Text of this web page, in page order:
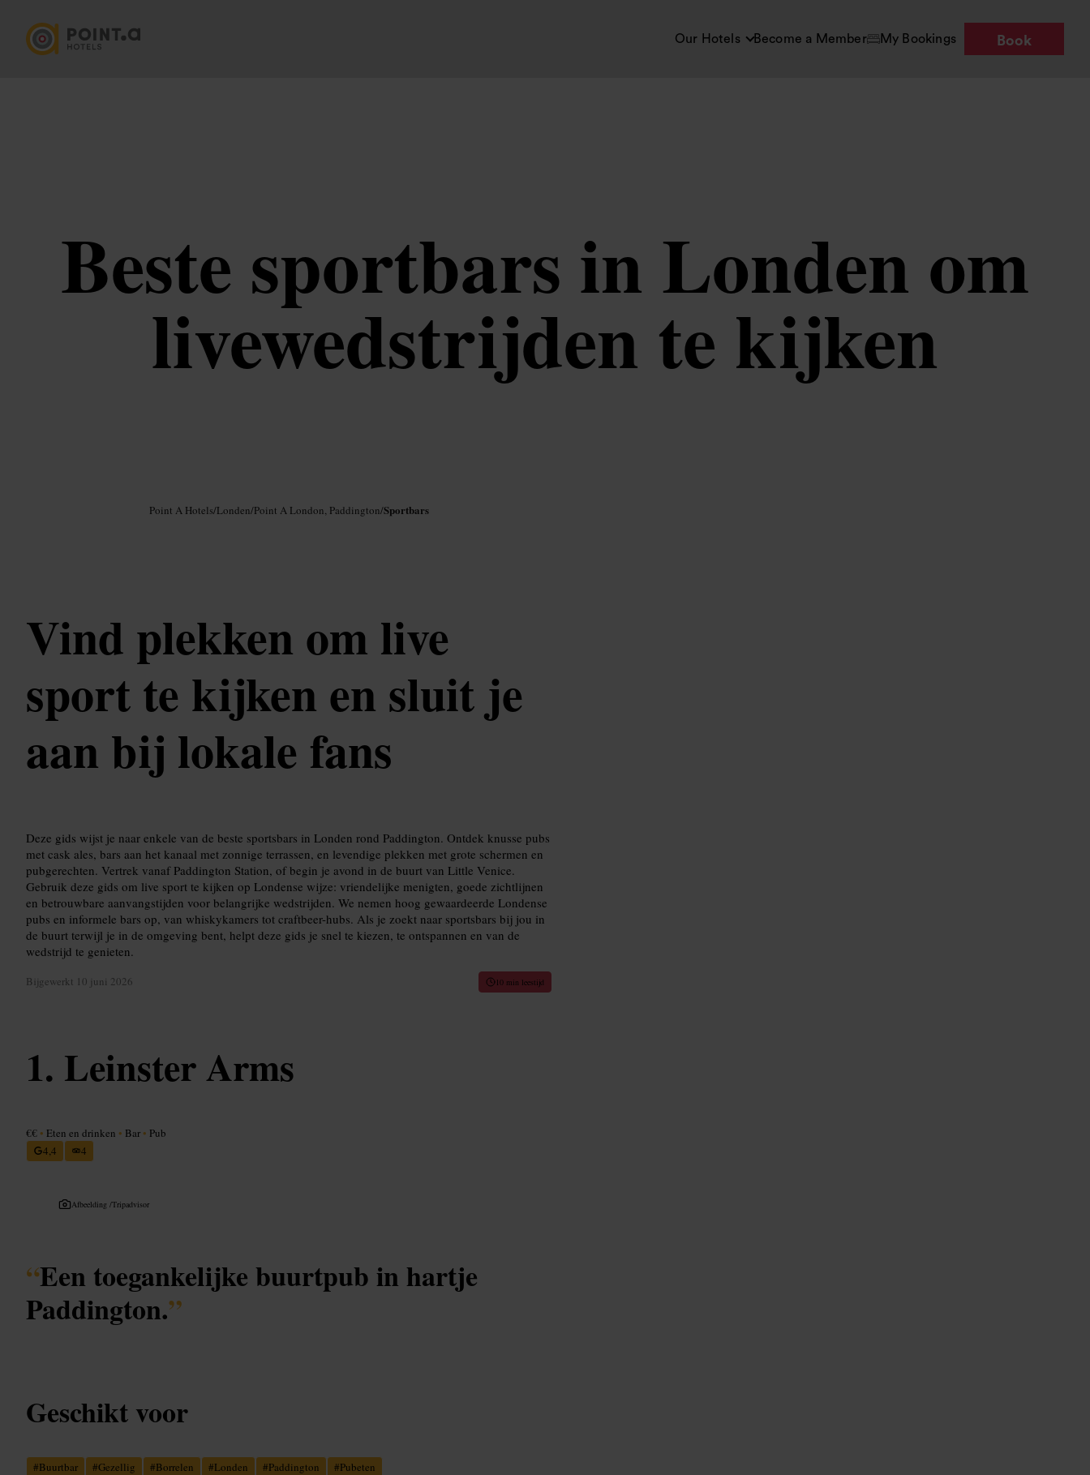
Our Hotels Become a Member My Bookings Book
Beste sportbars in Londen om
livewedstrijden te kijken
Point A Hotels/Londen/Point A London, Paddington/Sportbars
Vind plekken om live
sport te kijken en sluit je
aan bij lokale fans
Deze gids wijst je naar enkele van de beste sportsbars in Londen rond Paddington. Ontdek knusse pubs
met cask ales, bars aan het kanaal met zonnige terrassen, en levendige plekken met grote schermen en
pubgerechten. Vertrek vanaf Paddington Station, of begin je avond in de buurt van Little Venice.
Gebruik deze gids om live sport te kijken op Londense wijze: vriendelijke menigten, goede zichtlijnen
en betrouwbare aanvangstijden voor belangrijke wedstrijden. We nemen hoog gewaardeerde Londense
pubs en informele bars op, van whiskykamers tot craftbeer-hubs. Als je zoekt naar sportsbars bij jou in
de buurt terwijl je in de omgeving bent, helpt deze gids je snel te kiezen, te ontspannen en van de
wedstrijd te genieten.
Bijgewerkt 10 juni 2026 10 min leestijd
Leinster Arms
€€ • Eten en drinken • Bar • Pub
4,4
4
Afbeelding /Tripadvisor
“Een toegankelijke buurtpub in hartje
Paddington.”
Geschikt voor
#Buurtbar #Gezellig #Borrelen #Londen #Paddington #Pubeten